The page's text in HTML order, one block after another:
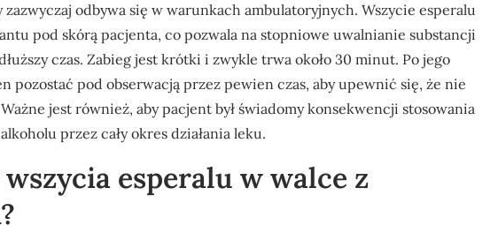
odbywa się w warunkach ambulatoryjnych. Wszycie esperalu
pod skórą pacjenta, co pozwala na stopniowe uwalnianie substancji
czas. Zabieg jest krótki i zwykle trwa około 30 minut. Po jego
pozostać pod obserwacją przez pewien czas, aby upewnić się, że nie
jest również, aby pacjent był świadomy konsekwencji stosowania
przez cały okres działania leku.
esperalu w walce z